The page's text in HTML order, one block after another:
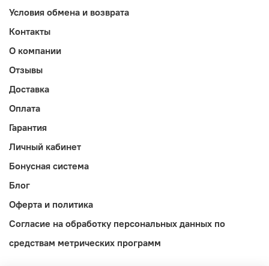
Условия обмена и возврата
Контакты
О компании
Отзывы
Доставка
Оплата
Гарантия
Личный кабинет
Бонусная система
Блог
Оферта и политика
Согласие на обработку персональных данных по
средствам метрических программ